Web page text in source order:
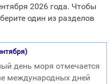
2026 года. Чтобы
один из разделов
день моря отмечается
международных дней